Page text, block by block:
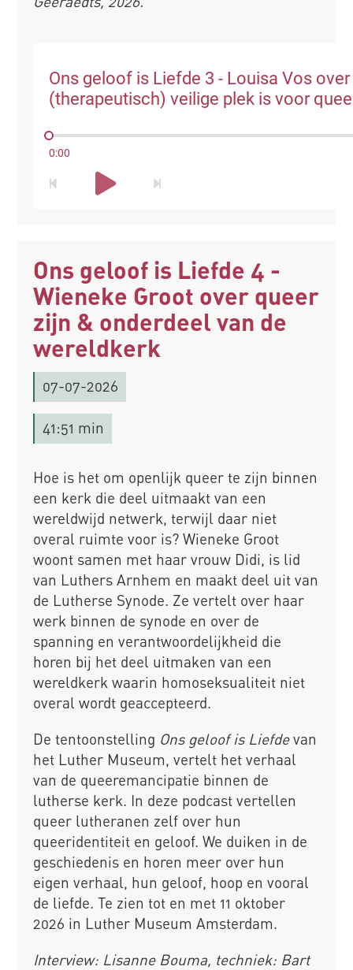
Ons geloof is Liefde 3 - Louisa Vos
(therapeutisch) veilige plek is voor
0:00
Ons geloof is Liefde 4 -
Wieneke Groot over queer
zijn & onderdeel van de
wereldkerk
07-07-2026
41:51 min
Hoe is het om openlijk queer te zijn binnen
een kerk die deel uitmaakt van een
wereldwijd netwerk, terwijl daar niet
overal ruimte voor is? Wieneke Groot
woont samen met haar vrouw Didi, is lid
van Luthers Arnhem en maakt deel uit van
de Lutherse Synode. Ze vertelt over haar
werk binnen de synode en over de
spanning en verantwoordelijkheid die
horen bij het deel uitmaken van een
wereldkerk waarin homoseksualiteit niet
overal wordt geaccepteerd.
De tentoonstelling Ons geloof is Liefdevan
het Luther Museum, vertelt het verhaal
van de queeremancipatie binnen de
lutherse kerk. In deze podcast vertellen
queer lutheranen zelf over hun
queeridentiteit en geloof. We duiken in de
geschiedenis en horen meer over hun
eigen verhaal, hun geloof, hoop en vooral
de liefde. Te zien tot en met 11 oktober
2026 in Luther Museum Amsterdam.
Interview: Lisanne Bouma, techniek: Bart